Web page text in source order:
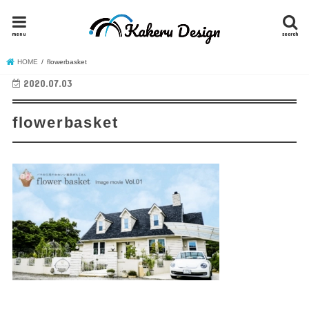
search
menu
HOME flowerbasket
2020.07.03
flowerbasket